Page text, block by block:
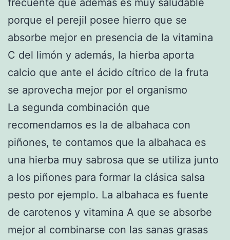
porque el perejil posee hierro que se
absorbe mejor en presencia de la vitamina
C del limón y además, la hierba aporta
calcio que ante el ácido cítrico de la fruta
se aprovecha mejor por el organismo
La segunda combinación que
recomendamos es la de albahaca con
piñones, te contamos que la albahaca es
una hierba muy sabrosa que se utiliza junto
a los piñones para formar la clásica salsa
pesto por ejemplo. La albahaca es fuente
de carotenos y vitamina A que se absorbe
mejor al combinarse con las sanas grasas